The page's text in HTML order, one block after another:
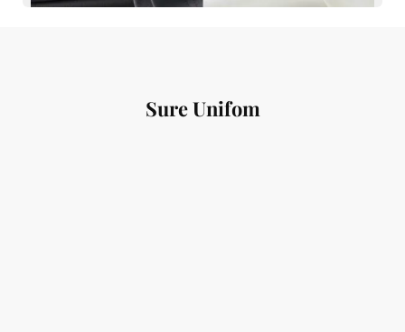
Sure Unifom